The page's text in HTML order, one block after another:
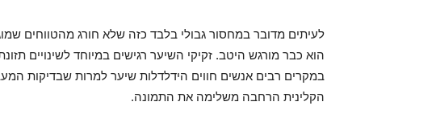
לעיתים מדובר במחסור גבולי בלבד כזה שלא חורג מהטווחים
הוא כבר מורגש היטב. זקיקי השיער רגישים במיוחד לשינויים
במקרים רבים אנשים חווים הידלדלות שיער למרות שבדיקות
הקלינית הרחבה משלימה את התמונה.